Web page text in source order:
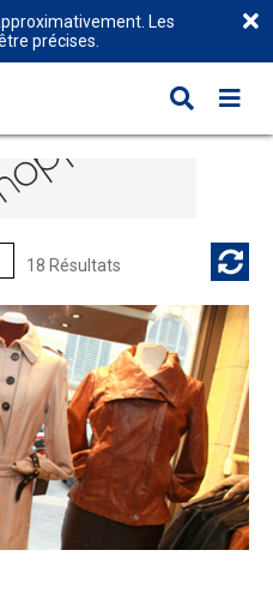
Les
précises.
18 Résultats